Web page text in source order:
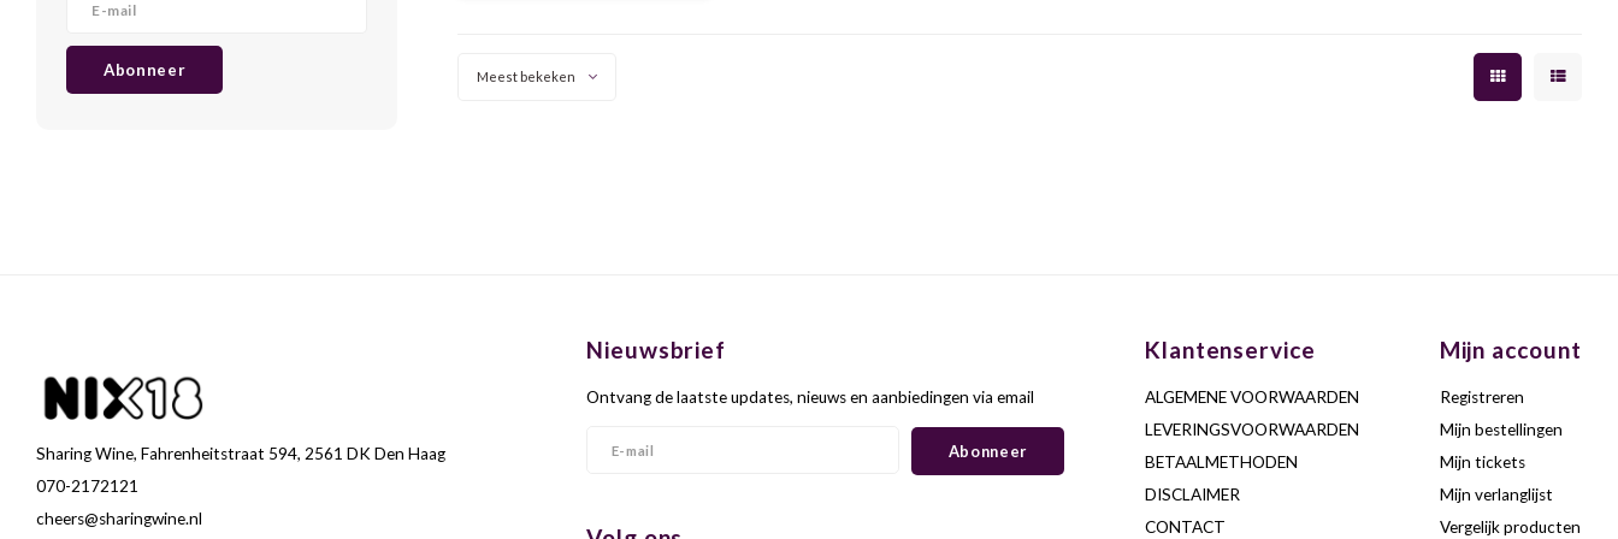
Abonneer Meest bekeken
Sharing Wine, Fahrenheitstraat 594, 2561 DK Den Haag
070-2172121
cheers@sharingwine.nl
Nieuwsbrief
Ontvang de laatste updates, nieuws en aanbiedingen via email
Abonneer
Klantenservice
ALGEMENE VOORWAARDEN
LEVERINGSVOORWAARDEN
BETAALMETHODEN
DISCLAIMER
CONTACT
Mijn account
Registreren
Mijn bestellingen
Mijn tickets
Mijn verlanglijst
Vergelijk producten